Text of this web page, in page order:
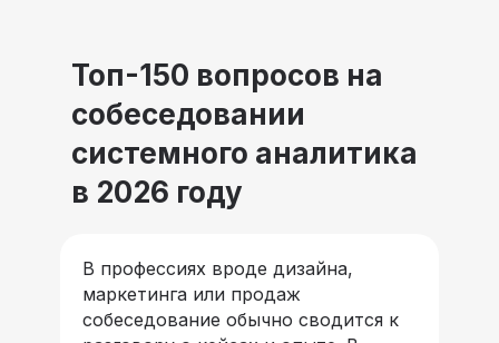
Топ-150 вопросов на
собеседовании
системного аналитика
в 2026 году
В профессиях вроде дизайна,
маркетинга или продаж
собеседование обычно сводится к